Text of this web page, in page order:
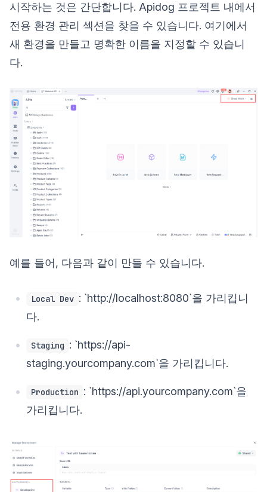
시작하는 것은 간단합니다. Apidog 프로젝트 내에서
전용 환경 관리 섹션을 찾을 수 있습니다. 여기에서
새 환경을 만들고 명확한 이름을 지정할 수 있습니
다.
예를 들어, 다음과 같이 만들 수 있습니다.
Local Dev : `http://localhost:8080`을 가리킵니
다.
Staging : `https://api-
staging.yourcompany.com`을 가리킵니다.
Production : `https://api.yourcompany.com`을
가리킵니다.